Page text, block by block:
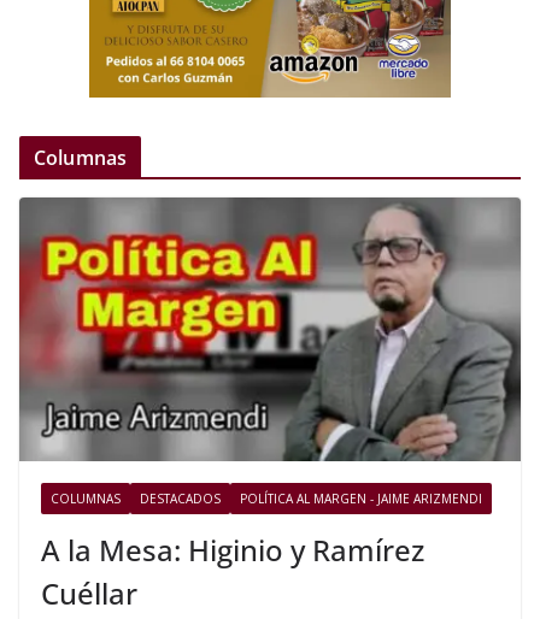
Columnas
COLUMNAS DESTACADOS POLÍTICA AL MARGEN - JAIME ARIZMENDI
A la Mesa: Higinio y Ramírez
Cuéllar